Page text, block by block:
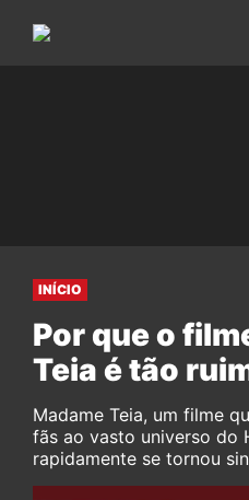
INÍCIO
Por que o
Teia é tão
Madame Teia, um filme
fãs ao vasto universo do
rapidamente se tornou